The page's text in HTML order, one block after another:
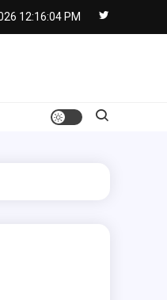
12:16:05 PM